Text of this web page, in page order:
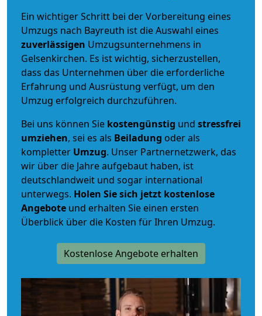
Ein wichtiger Schritt bei der Vorbereitung eines
Umzugs nach Bayreuth ist die Auswahl eines
zuverlässigen Umzugsunternehmens in
Gelsenkirchen. Es ist wichtig, sicherzustellen,
dass das Unternehmen über die erforderliche
Erfahrung und Ausrüstung verfügt, um den
Umzug erfolgreich durchzuführen.
Bei uns können Sie kostengünstig und stressfrei
umziehen, sei es als Beiladung oder als
kompletter Umzug. Unser Partnernetzwerk, das
wir über die Jahre aufgebaut haben, ist
deutschlandweit und sogar international
unterwegs. Holen Sie sich jetzt kostenlose
Angebote und erhalten Sie einen ersten
Überblick über die Kosten für Ihren Umzug.
Kostenlose Angebote erhalten